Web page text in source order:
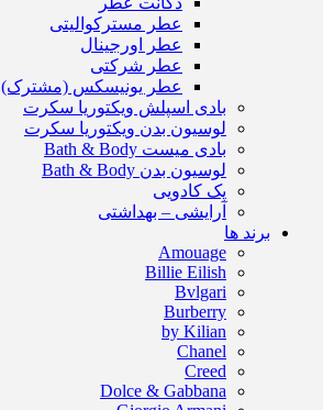
عطر مسترکوالیتی
عطر اورجینال
عطر شرکتی
عطر یونیسکس (مشترک)
بادی اسپلش ویکتوریا سکرت
لوسیون بدن ویکتوریا سکرت
بادی میست Bath & Body
لوسیون بدن Bath & Body
پک کادویی
آرایشی – بهداشتی
برند ها
Amouage
Billie Eilish
Bvlgari
Burberry
by Kilian
Chanel
Creed
Dolce & Gabbana